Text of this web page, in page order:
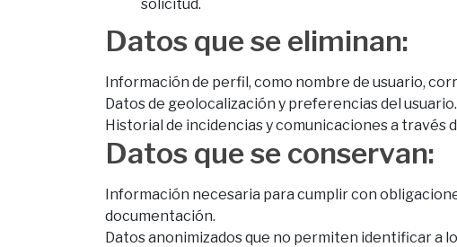
solicitud.
Datos que se eliminan:
Información de perfil, como nombre de usuario,
Datos de geolocalización y preferencias del usuario.
Historial de incidencias y comunicaciones a través
Datos que se conservan:
Información necesaria para cumplir con
documentación.
Datos anonimizados que no permiten identificar a